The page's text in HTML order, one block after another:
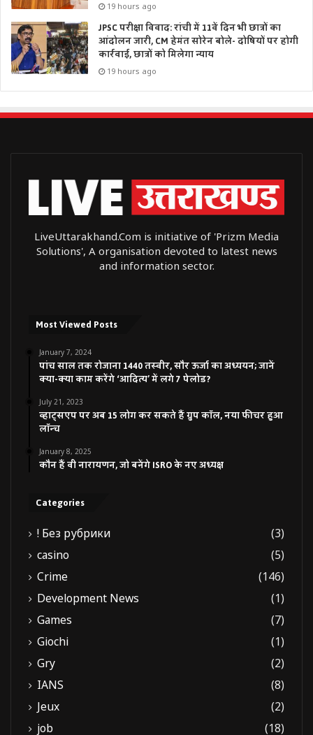
19 hours ago
JPSC परीक्षा विवाद: रांची में 11वें दिन भी छात्रों का
आंदोलन जारी, CM हेमंत सोरेन बोले- दोषियों पर होगी
कार्रवाई, छात्रों को मिलेगा न्याय
19 hours ago
LiveUttarakhand.Com is initiative of 'Prizm Media
Solutions', A organisation devoted to latest news
and information sector.
Most Viewed Posts
January 7, 2024
पांच साल तक रोजाना 1440 तस्वीर, सौर ऊर्जा का अध्ययन; जानें
क्या-क्या काम करेंगे ‘आदित्य’ में लगे 7 पेलोड?
July 21, 2023
व्हाट्सएप पर अब 15 लोग कर सकते हैं ग्रुप कॉल, नया फीचर हुआ
लॉन्च
January 8, 2025
कौन हैं वी नारायणन, जो बनेंगे ISRO के नए अध्यक्ष
Categories
! Без рубрики
(3)
casino
(5)
Crime
(146)
Development News
(1)
Games
(7)
Giochi
(1)
Gry
(2)
IANS
(8)
Jeux
(2)
job
(18)